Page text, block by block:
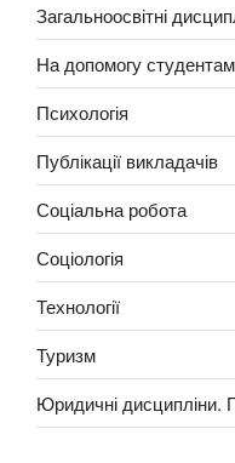
Загальноосвітні
На допомогу студентам
Психологія
Публікації викладачів
Соціальна робота
Соціологія
Технології
Туризм
Юридичні дисципліни.